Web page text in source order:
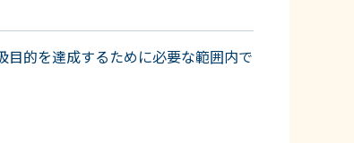
目的を達成するために必要な範囲内で